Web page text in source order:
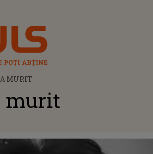
MURIT
murit